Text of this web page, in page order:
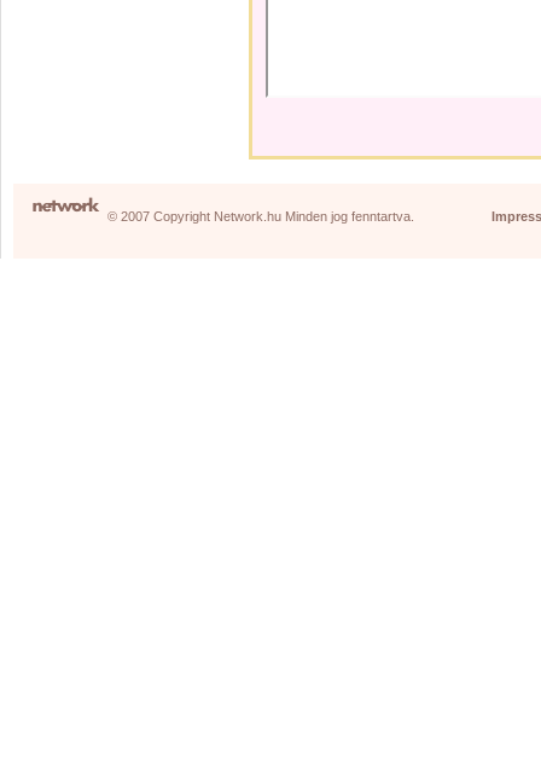
© 2007 Copyright Network.hu Minden jog fenntartva.